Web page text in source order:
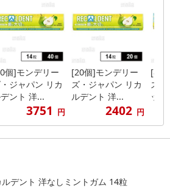
個]モンデリー
ジャパン リカ
ント 洋...
3751 円
[20個]モンデリー
ズ・ジャパン リカ
ルデント 洋...
2402 円
[80
ズ
ッ
ルデント 洋なしミントガム 14粒